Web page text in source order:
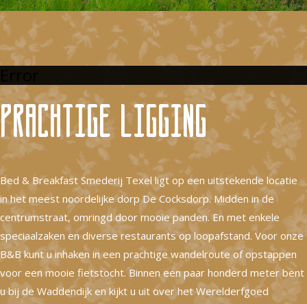
Prachtige ligging
Bed & Breakfast Smederij Texel ligt op een uitstekende locatie
in het meest noordelijke dorp De Cocksdorp. Midden in de
centrumstraat, omringd door mooie panden. En met enkele
speciaalzaken en diverse restaurants op loopafstand. Voor onze
B&B kunt u inhaken in een prachtige wandelroute of opstappen
voor een mooie fietstocht. Binnen een paar honderd meter bent
u bij de Waddendijk en kijkt u uit over het Werelderfgoed